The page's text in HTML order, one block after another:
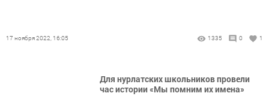
17 ноября 2022, 16:05 1335 0 1
Для нурлатских школьников провели
час истории «Мы помним их имена»